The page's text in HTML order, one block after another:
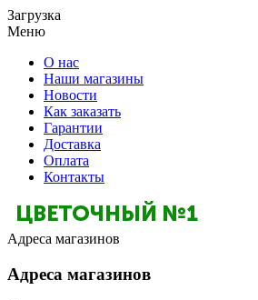
Загрузка
Меню
О нас
Наши магазины
Новости
Как заказать
Гарантии
Доставка
Оплата
Контакты
Адреса магазинов
Адреса магазинов